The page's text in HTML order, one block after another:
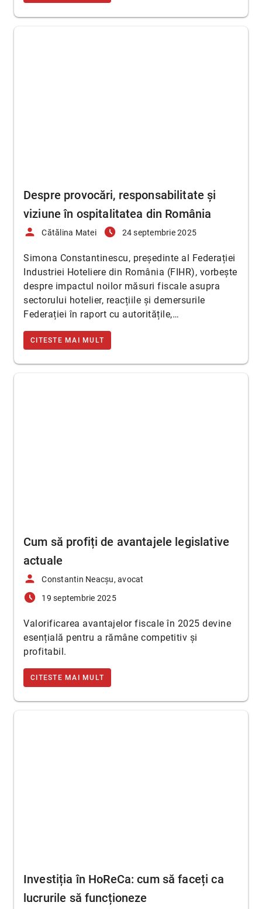
Despre provocări, responsabilitate și
viziune în ospitalitatea din România
person Cătălina Matei access_time_filled 24 septembrie 2025
Simona Constantinescu, președinte al Federației
Industriei Hoteliere din România (FIHR), vorbește
despre impactul noilor măsuri fiscale asupra
sectorului hotelier, reacțiile și demersurile
Federației în raport cu autoritățile,…
CITESTE MAI MULT
Cum să profiți de avantajele legislative
actuale
person Constantin Neacșu, avocat
access_time_filled 19 septembrie 2025
Valorificarea avantajelor fiscale în 2025 devine
esențială pentru a rămâne competitiv și
profitabil.
CITESTE MAI MULT
Investiția în HoReCa: cum să faceți ca
lucrurile să funcționeze